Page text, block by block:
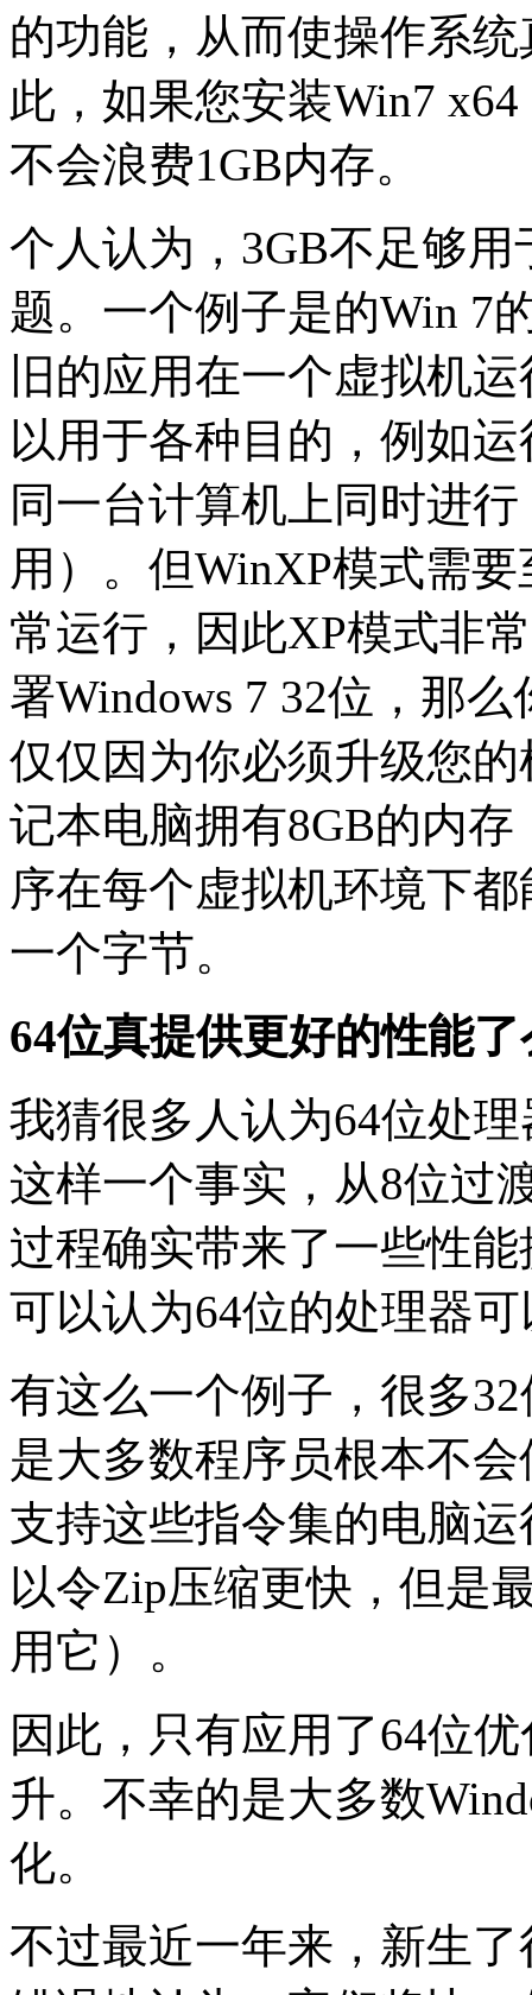
的功能，从而使操作系
此，如果您安装Win7
不会浪费1GB内存。
个人认为，3GB不足够
题。一个例子是的Win 7
旧的应用在一个虚拟机
以用于各种目的，例如运
同一台计算机上同时进
用）。但WinXP模式需
常运行，因此XP模式非
署Windows 7 32位，那
仅仅因为你必须升级您
记本电脑拥有8GB的内
序在每个虚拟机环境下
一个字节。
64位真提供更好的性能
我猜很多人认为64位处
这样一个事实，从8位过
过程确实带来了一些性
可以认为64位的处理器
有这么一个例子，很多
是大多数程序员根本不
支持这些指令集的电脑运
以令Zip压缩更快，但是
用它）。
因此，只有应用了64位
升。不幸的是大多数
化。
不过最近一年来，新生